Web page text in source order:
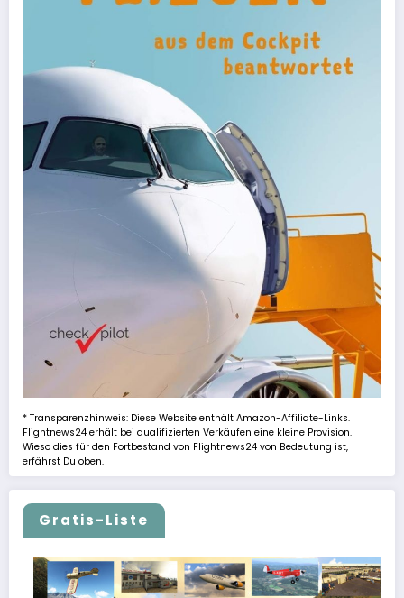
* Transparenzhinweis: Diese Website enthält Amazon-Affiliate-Links.
Flightnews24 erhält bei qualifizierten Verkäufen eine kleine Provision.
Wieso dies für den Fortbestand von Flightnews24 von Bedeutung ist,
erfährst Du oben.
Gratis-Liste